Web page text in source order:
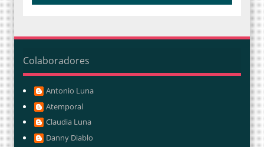
Colaboradores
Antonio Luna
Atemporal
Claudia Luna
Danny Diablo